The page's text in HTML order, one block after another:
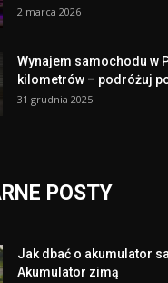
2 marca 2026
Wynajem samochodu w
kilometrów – podróżuj
31 grudnia 2025
POSTY
Jak dbać o akumulator
Akumulator zimą